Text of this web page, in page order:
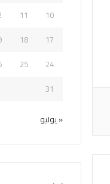
10
11
17
18
24
25
31
« يوليو